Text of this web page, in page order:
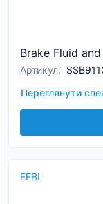
Brake Fluid
Артикул:
Переглянути
FEBI